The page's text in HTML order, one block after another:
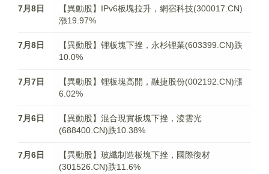
7月8日
【異動股】IPv6板塊拉升，網宿科技(300017.CN)
漲19.97%
7月8日
【異動股】锂板塊下挫，永杉锂業(603399.CN)跌
10.0%
7月7日
【異動股】锂板塊高開，融捷股份(002192.CN)漲
6.02%
7月6日
【異動股】混合現實板塊下挫，淩雲光
(688400.CN)跌10.38%
7月6日
【異動股】玻纖制造板塊下挫，國際復材
(301526.CN)跌11.6%